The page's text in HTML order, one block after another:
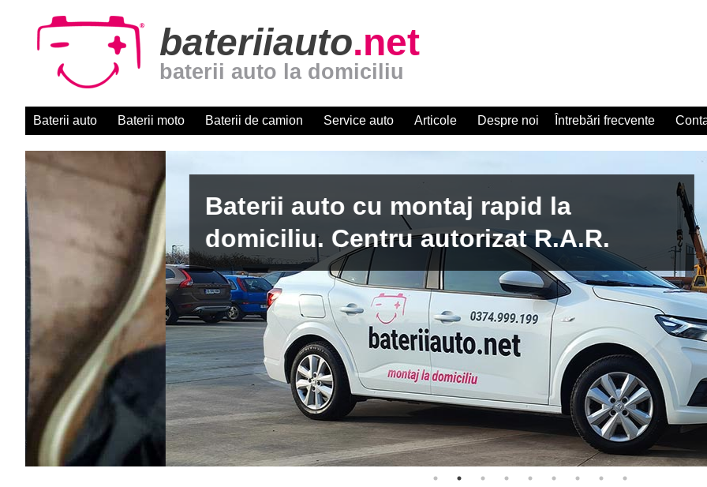
bateriiauto.net
baterii auto la domiciliu
Baterii auto Baterii moto Baterii de camion Service auto Articole Despre noi Întrebări frecvente
Baterii auto cu montaj rapid la
domiciliu. Centru autorizat R.A.R.